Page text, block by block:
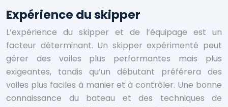
Expérience du skipper
L’expérience du skipper et de l’équipage est un
facteur déterminant. Un skipper expérimenté peut
gérer des voiles plus performantes mais plus
exigeantes, tandis qu’un débutant préférera des
voiles plus faciles à manier et à contrôler. Une bonne
connaissance du bateau et des techniques de